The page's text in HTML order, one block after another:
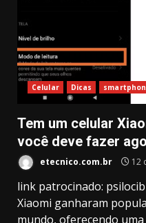
Celular Dicas
Tem um celular
você deve fazer
etecnico.com.br 12
link patrocinado:
Xiaomi ganharam
mundo, oferecendo uma